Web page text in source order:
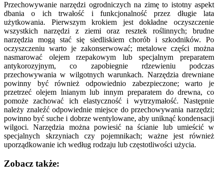
Przechowywanie narzędzi ogrodniczych na zimę to istotny aspekt
dbania o ich trwałość i funkcjonalność przez długie lata
użytkowania. Pierwszym krokiem jest dokładne oczyszczenie
wszystkich narzędzi z ziemi oraz resztek roślinnych; brudne
narzędzia mogą stać się siedliskiem chorób i szkodników. Po
oczyszczeniu warto je zakonserwować; metalowe części można
nasmarować olejem rzepakowym lub specjalnym preparatem
antykorozyjnym, co zapobiegnie rdzewieniu podczas
przechowywania w wilgotnych warunkach. Narzędzia drewniane
powinny być również odpowiednio zabezpieczone; warto je
przetrzeć olejem lnianym lub innym preparatem do drewna, co
pomoże zachować ich elastyczność i wytrzymałość. Następnie
należy znaleźć odpowiednie miejsce do przechowywania narzędzi;
powinno być suche i dobrze wentylowane, aby uniknąć kondensacji
wilgoci. Narzędzia można powiesić na ścianie lub umieścić w
specjalnych skrzyniach czy pojemnikach; ważne jest również
uporządkowanie ich według rodzaju lub częstotliwości użycia.
Zobacz także: